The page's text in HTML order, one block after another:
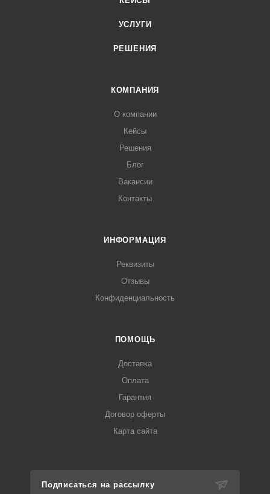
УСЛУГИ
РЕШЕНИЯ
КОМПАНИЯ
О компании
Кейсы
Решения
Блог
Вакансии
Контакты
ИНФОРМАЦИЯ
Реквизиты
Отзывы
Конфиденциальность
ПОМОЩЬ
Доставка
Оплата
Гарантия
Договор оферты
Карта сайта
Подписаться на рассылку